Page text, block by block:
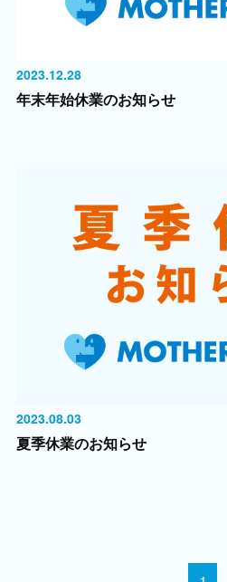
2023.12.28
年末年始休業のお知らせ
2023.08.03
夏季休業のお知らせ